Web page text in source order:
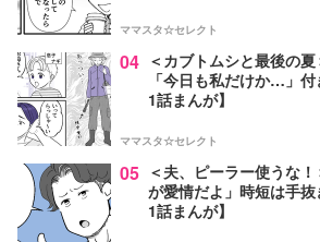
ママスタ☆セレクト
04 ＜カブトムシと最後の
「今日も私だけか…」
1話まんが】
ママスタ☆セレクト
05 ＜夫、ピーラー使うな
が愛情だよ」時短は手
1話まんが】